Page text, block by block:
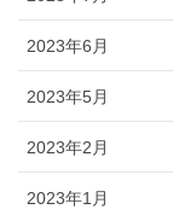
2023年6月
2023年5月
2023年2月
2023年1月